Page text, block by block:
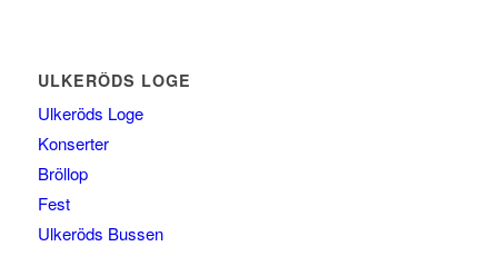
ULKERÖDS LOGE
Ulkeröds Loge
Konserter
Bröllop
Fest
Ulkeröds Bussen